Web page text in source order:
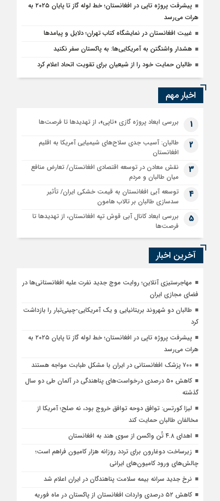
پیشرفت پروژه تاپی در افغانستان؛ خط لوله گاز تا پایان ۲۰۲۵ به
هرات می‌رسد
غیبت افغانستان در نمایشگاه کتاب تهران؛ دلایل و پیامدها
هشدار واشنگتن به آمریکایی‌ها: به پاکستان سفر نکنید
طالبان حمایت خود را از شیعیان برای تقویت اتحاد اعلام کرد
اخبار مهم
1 بررسی ابعاد پروژه گازی «تاپی»، از تهدیدها تا فرصت‌ها
2
طالبان: آسیب جدی سلاح‌های شیمیایی آمریکا به اقلیم
افغانستان
3
نقش معادن در توسعه اقتصادی افغانستان/ تعارض منافع
میان طالبان و مردم
4
توسعه آبی افغانستان به قیمت خشکی ایران/ تأثیر
سدسازی طالبان بر تالاب هامون
5
بررسی ابعاد کانال آبی قوش تپه افغانستان، از تهدیدها تا
فرصت‌ها
آخرین اخبار
مهاجرستیزی آنلاین؛ روایت موج جدید نفرت علیه افغانستانی‌ها در
فضای مجازی ایران
طالبان دو شهروند بریتانیایی و یک آمریکایی-چینی‌تبار را بازداشت
کرد
پیشرفت پروژه تاپی در افغانستان؛ خط لوله گاز تا پایان ۲۰۲۵ به
هرات می‌رسد
۷۰۰ پزشک افغانستانی در ایران با مشکل طبابت مواجه هستند
کاهش ۵۰ درصدی درخواست‌های پناهندگی در آلمان طی دو سال
گذشته
لیزا کورتس: توافق دوحه توافق خروج بود، نه صلح؛ آمریکا از
مخالفان طالبان حمایت کند
اهدای ۴.۸ تُن واکسن از سوی هند به افغانستان
زیرساخت دوغارون برای تردد روزانه هزار کامیون فراهم است؛
چالش‌های ورود کامیون‌های ایرانی
نرخ جدید سرانه بیمه سلامت پناهندگان در ایران اعلام شد
کاهش ۵۲ درصدی واردات افغانستان از پاکستان در ماه فوریه